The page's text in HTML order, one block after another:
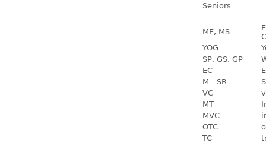
Seniors
ME, MS
YOG
SP, GS, GP
EC
M - SR
VC
MT
MVC
OTC
TC